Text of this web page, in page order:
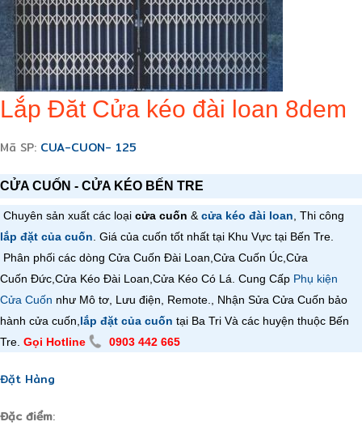
Lắp Đăt Cửa kéo đài loan 8dem
Mã SP: CUA-CUON- 125
CỬA CUỐN - CỬA KÉO BẾN TRE
Chuyên sản xuất các loại cửa cuốn & cửa kéo đài loan , Thi công
lắp đặt của cuốn . Giá của cuốn tốt nhất tại Khu Vực tại Bến Tre.
Phân phối các dòng Cửa Cuốn Đài Loan, Cửa Cuốn Úc, Cửa
Cuốn Đức, Cửa Kéo Đài Loan, Cửa Kéo Có Lá . Cung Cấp Phụ kiện
Cửa Cuốn như Mô tơ, Lưu điện, Remote., Nhận Sửa Cửa Cuốn bảo
hành cửa cuốn, lắp đặt của cuốn tại Ba Tri Và các huyện thuộc Bến
Tre. Gọi Hotline 0903 442 665
Đặt Hàng
Đặc điểm: